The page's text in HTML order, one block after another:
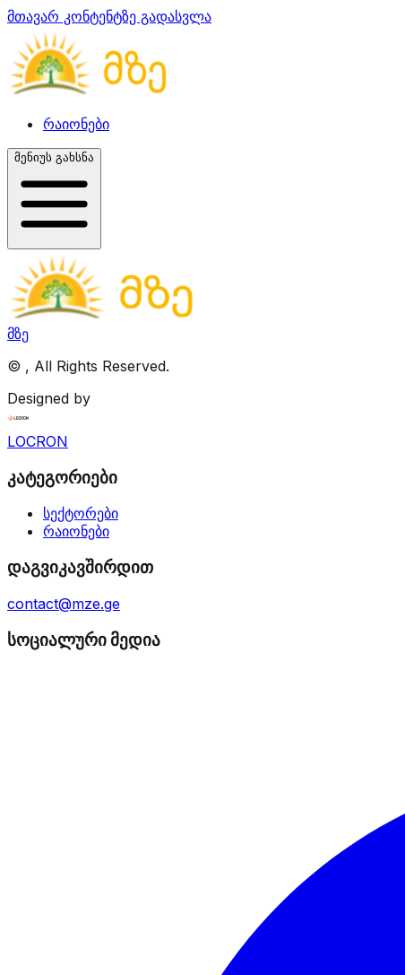
მთავარ კონტენტზე გადასვლა
რაიონები
მენიუს გახსნა
მზე
© , All Rights Reserved.
Designed by
LOCRON
კატეგორიები
სექტორები
რაიონები
დაგვიკავშირდით
contact@mze.ge
სოციალური მედია